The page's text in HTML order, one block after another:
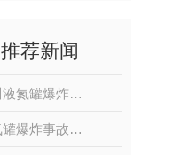
推荐新闻
四川液氮罐爆炸事故调查结果公布
液氮罐爆炸事故牵动四川当地民众心声